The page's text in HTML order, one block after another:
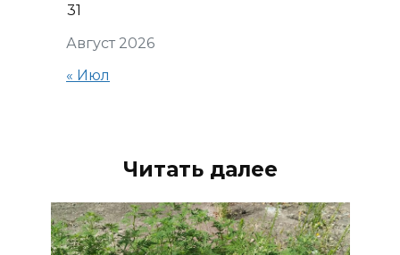
Август 2026
31
« Июл
Читать далее